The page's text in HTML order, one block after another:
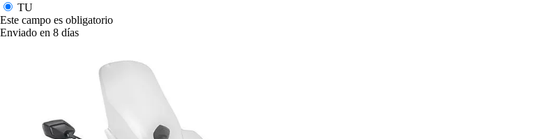
TU
Este campo es obligatorio
Enviado en 8 días